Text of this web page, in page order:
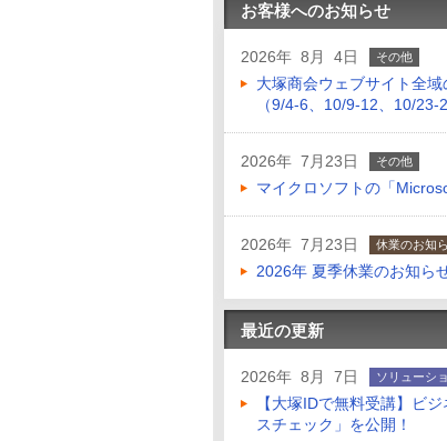
お客様へのお知らせ
2026年 8月 4日 その他
大塚商会ウェブサイト全
（9/4-6、10/9-12、10/23-
2026年 7月23日 その他
マイクロソフトの「
2026年 7月23日 休業のお知
2026年 夏季休業のお知ら
最近の更新
2026年 8月 7日 ソリューシ
【大塚IDで無料受講】ビ
スチェック」を公開！